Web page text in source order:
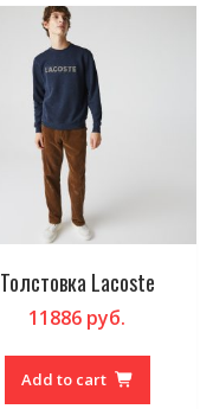
Толстовка Lacoste
11886 руб.
Add to cart